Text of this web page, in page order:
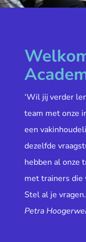
‘Wil jij verder
team met onze
een
dezelfde
hebben al onze
met trainers die
Stel al je
Petra